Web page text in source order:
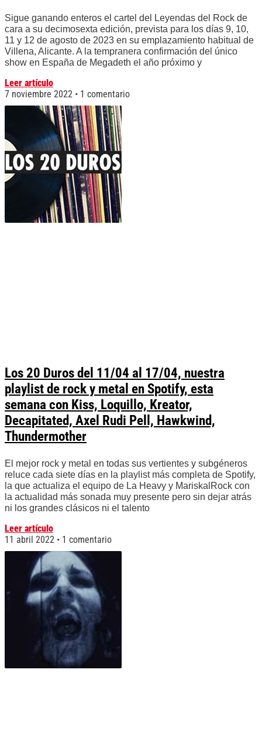
Sigue ganando enteros el cartel del Leyendas del Rock de
cara a su decimosexta edición, prevista para los días 9, 10,
11 y 12 de agosto de 2023 en su emplazamiento habitual de
Villena, Alicante. A la tempranera confirmación del único
show en España de Megadeth el año próximo y
Leer artículo
7 noviembre 2022
1 comentario
Los 20 Duros del 11/04 al 17/04, nuestra
playlist de rock y metal en Spotify, esta
semana con Kiss, Loquillo, Kreator,
Decapitated, Axel Rudi Pell, Hawkwind,
Thundermother
El mejor rock y metal en todas sus vertientes y subgéneros
reluce cada siete días en la playlist más completa de Spotify,
la que actualiza el equipo de La Heavy y MariskalRock con
la actualidad más sonada muy presente pero sin dejar atrás
ni los grandes clásicos ni el talento
Leer artículo
11 abril 2022
1 comentario